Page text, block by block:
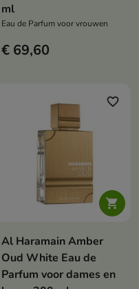
ml
Eau de Parfum voor vrouwen
€ 69,60

favorite_border
Al Haramain Amber
Oud White Eau de
Parfum voor dames en